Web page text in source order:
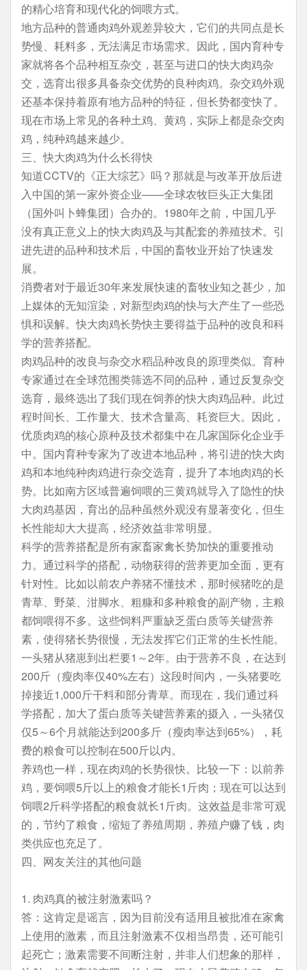
的精心培育和现代化的饲喂方式。
地方品种的普通肉鸡外观差异较大，它们的共同点是长
势慢、耗料多，无法满足市场需求。因此，国内育种专
家就将各个品种相互杂交，甚至与进口的快大肉鸡杂
交，选育出很多具备杂交优势的良种肉鸡。杂交鸡外观
还基本保持着原有地方品种的特征，但长势都变快了。
现在市场上常见的各种土鸡、黄鸡，实际上都是杂交肉
鸡，纯种鸡越来越少。
三、快大肉鸡为什么长得快
知道CCTV的《正大综艺》吗？那就是与改革开放后进
入中国的第一家外资企业——全球农牧巨头正大集团
（国外叫卜蜂集团）合办的。1980年之前，中国几乎
没有真正意义上的快大肉鸡及与其配套的养殖技术。引
进先进的品种和技术后，中国的畜牧业开始了快速发
展。
消费者对于最近30年来发展快速的畜牧业知之甚少，加
上媒体的无知渲染，对新型肉鸡的快与大产生了一些恐
惧和误解。快大肉鸡长势快主要得益于品种的改良和科
学的营养搭配。
肉鸡品种的改良与杂交水稻品种改良的原理类似。育种
专家通过在全球范围类筛选不同的品种，通过反复杂交
选育，最终选出了我们现在饲养的快大肉鸡品种。此过
程时间长、工作量大、技术含量高、耗资巨大。因此，
优质肉鸡的核心原种及技术都集中在几家国际化企业手
中。国内育种专家为了改进本地品种，将引进的快大肉
鸡和本地纯种肉鸡进行杂交选育，提升了本地肉鸡的长
势。比如南方区域普遍饲喂的三黄鸡就导入了隐性的快
大肉鸡基因，育出的品种虽然外观没有显著变化，但生
长性能却大大提高，经济效益非常明显。
科学的营养搭配是所有家畜家禽长势加快的重要推动
力。通过科学的搭配，动物获得的营养更加全面，更有
针对性。比如以前农户养猪不懂技术，那时候猪吃的是
青草、野菜、泔脚水、粗糠和多种粮食的副产物，主粮
都饲喂得不多。这些饲料严重缺乏蛋白质等关键营养
素，使得猪长势很慢，无法发挥它们正常的生长性能。
一头猪从猪崽到出栏要1～2年。由于营养不良，在达到
200斤（瘦肉率仅40%左右）这段时间内，一头猪要吃
掉接近1,000斤干料和部分青草。而现在，我们通过科
学搭配，加大了蛋白质等关键营养素的摄入，一头猪仅
仅5～6个月就能达到200多斤（瘦肉率达到65%），耗
费的粮食可以控制在500斤以内。
养鸡也一样，现在肉鸡的长势很快。比较一下：以前养
鸡，要饲喂5斤以上的粮食才能长1斤肉；现在可以达到
饲喂2斤科学搭配的粮食就长1斤肉。这效益是非常可观
的，节约了粮食，缩短了养殖周期，养殖户赚了钱，肉
类供应也充足了。
四、网友关注的其他问题
1. 肉鸡真的被注射激素吗？
答：这肯定是谣言，因为目前没有适用且被批准在家禽
上使用的激素，而且注射激素不仅相当昂贵，还可能引
起死亡；激素需要不间断注射，并非人们想象的那样，